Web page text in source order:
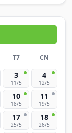
T7 CN
3
11/5
4
12/5
10
18/5
11
19/5
17
25/5
18
26/5